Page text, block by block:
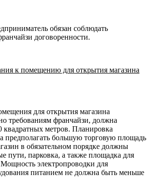
обязан соблюдать
договоренности.
к помещению для открытия магазина
для открытия магазина
требованиям франчайзи, должна
квадратных метров. Планировка
предполагать большую торговую площадь
в обязательном порядке должны
пути, парковка, а также площадка для
Мощность электропроводки для
питанием не должна быть меньше